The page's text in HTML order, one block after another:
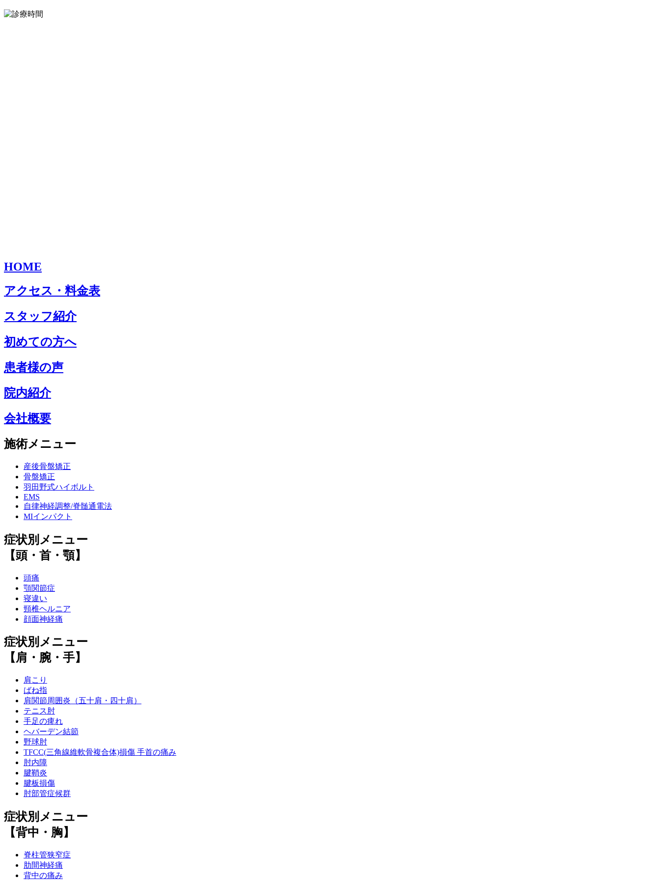
HOME
アクセス・料金表
スタッフ紹介
初めての方へ
患者様の声
院内紹介
会社概要
施術メニュー
産後骨盤矯正
骨盤矯正
羽田野式ハイボルト
EMS
自律神経調整/脊髄通電法
MIインパクト
症状別メニュー
【頭・首・顎】
頭痛
顎関節症
寝違い
頸椎ヘルニア
顔面神経痛
症状別メニュー
【肩・腕・手】
肩こり
ばね指
肩関節周囲炎（五十肩・四十肩）
テニス肘
手足の痺れ
ヘバーデン結節
野球肘
TFCC(三角線維軟骨複合体)損傷 手首の痛み
肘内障
腱鞘炎
腱板損傷
肘部管症候群
症状別メニュー
【背中・胸】
脊柱管狭窄症
肋間神経痛
背中の痛み